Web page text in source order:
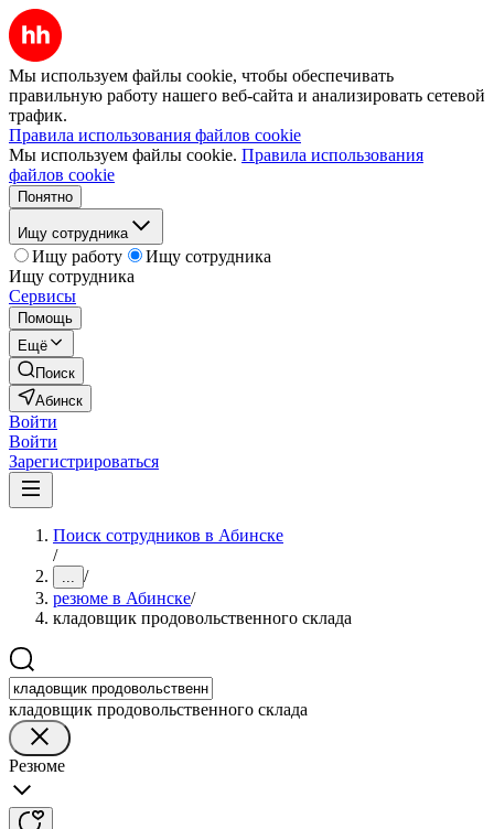
Мы используем файлы cookie, чтобы обеспечивать
правильную работу нашего веб-сайта и анализировать сетевой
трафик.
Правила использования файлов cookie
Мы используем файлы cookie. Правила использования
файлов cookie
Понятно
Ищу сотрудника
Ищу работу
Ищу сотрудника
Ищу сотрудника
Сервисы
Помощь
Ещё
Поиск
Абинск
Войти
Войти
Зарегистрироваться
Поиск сотрудников в Абинске
/
... /
резюме в Абинске/
кладовщик продовольственного склада
кладовщик продовольственного склада
Резюме